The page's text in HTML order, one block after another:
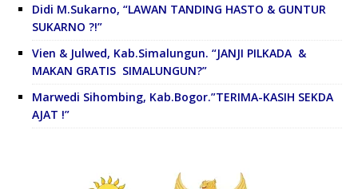
Didi M.Sukarno, “LAWAN TANDING HASTO & GUNTUR
SUKARNO ?!”
Vien & Julwed, Kab.Simalungun. “JANJI PILKADA &
MAKAN GRATIS SIMALUNGUN?”
Marwedi Sihombing, Kab.Bogor.”TERIMA-KASIH SEKDA
AJAT !”